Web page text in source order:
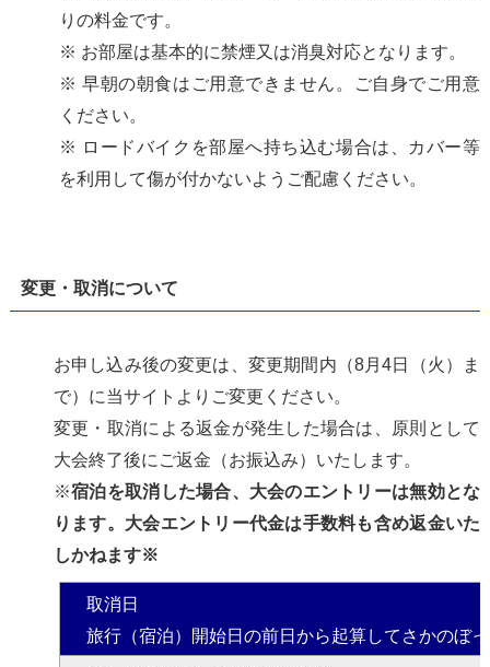
りの料金です。
※ お部屋は基本的に禁煙又は消臭対応となります。
※ 早朝の朝食はご用意できません。ご自身でご用意
ください。
※ ロードバイクを部屋へ持ち込む場合は、カバー等
を利用して傷が付かないようご配慮ください。
変更・取消について
お申し込み後の変更は、変更期間内（8月4日（火）ま
で）に当サイトよりご変更ください。
変更・取消による返金が発生した場合は、原則として
大会終了後にご返金（お振込み）いたします。
※宿泊を取消した場合、大会のエントリーは無効とな
ります。大会エントリー代金は手数料も含め返金いた
しかねます※
取消日
旅行（宿泊）開始日の前日から起算してさかのぼ